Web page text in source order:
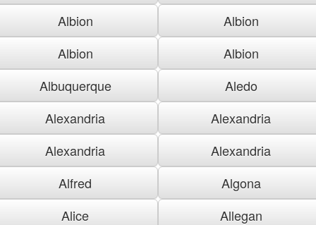
Albion
Albion
Albion
Albion
Albuquerque
Aledo
Alexandria
Alexandria
Alexandria
Alexandria
Alfred
Algona
Alice
Allegan